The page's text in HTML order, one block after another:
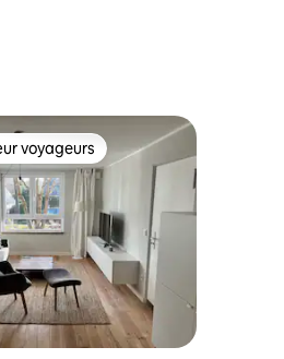
commentaires
commentaires
parmi les plus aimés
voyageurs